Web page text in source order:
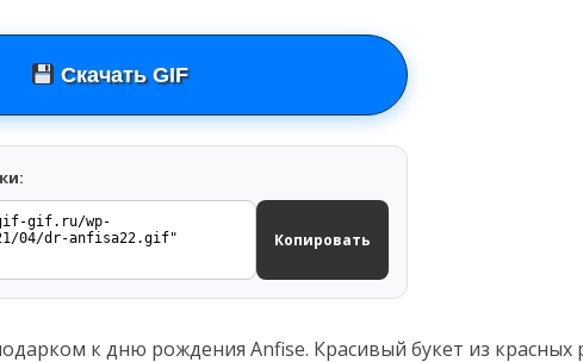
Скачать GIF
Копировать
к дню рождения Anfise. Красивый букет из красных